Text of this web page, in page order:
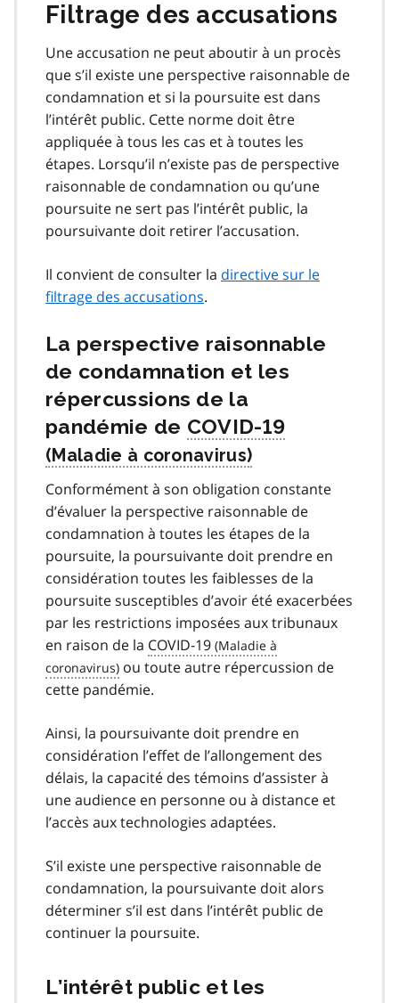
Filtrage des accusations
Une accusation ne peut aboutir à un procès
que s’il existe une perspective raisonnable de
condamnation et si la poursuite est dans
l’intérêt public. Cette norme doit être
appliquée à tous les cas et à toutes les
étapes. Lorsqu’il n’existe pas de perspective
raisonnable de condamnation ou qu’une
poursuite ne sert pas l’intérêt public, la
poursuivante doit retirer l’accusation.
Il convient de consulter la directive sur le
filtrage des accusations.
La perspective raisonnable
de condamnation et les
répercussions de la
pandémie de COVID-19
19
Conformément à son obligation constante
d’évaluer la perspective raisonnable de
condamnation à toutes les étapes de la
poursuite, la poursuivante doit prendre en
considération toutes les faiblesses de la
poursuite susceptibles d’avoir été exacerbées
par les restrictions imposées aux tribunaux
en raison de la COVID-19
covid
19
ou toute autre répercussion de
cette pandémie.
Ainsi, la poursuivante doit prendre en
considération l’effet de l’allongement des
délais, la capacité des témoins d’assister à
une audience en personne ou à distance et
l’accès aux technologies adaptées.
S’il existe une perspective raisonnable de
condamnation, la poursuivante doit alors
déterminer s’il est dans l’intérêt public de
continuer la poursuite.
L’intérêt public et les